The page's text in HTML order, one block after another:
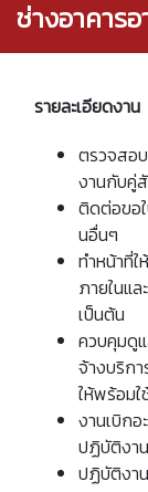
ช่างอาคารอ
รายละเอียดงาน
ตรวจสอ
งานกับคู่
ติดต่อขอ
นอื่นๆ
ทำหน้าที่
ภายในแ
เป็นต้น
ควบคุมดู
จ้างบริก
ให้พร้อม
งานเบิกอ
ปฏิบัติงาน
ปฏิบัติงา